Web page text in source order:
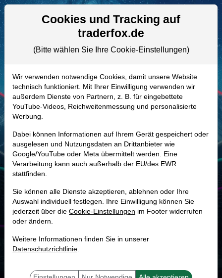
Aktien- und Artikelsuche
A1XB59 | M05–Malibu Boats Aktie
Realtime-Aktienkurs:
-
-
Marktkapitalisierung 567,71 Mio. USD
Unternehmenswert 687,38 Mio. USD
MONKEY-TRADER INDIKATOR
28.0 %
Mit 28.0 % Wahrscheinlichkeit wird selbst der unglücklichst agierende Trader
Cookies und Tracking auf
traderfox.de
(Bitte wählen Sie Ihre Cookie-Einstellungen)
Wir verwenden notwendige Cookies, damit unsere Website
technisch funktioniert. Mit Ihrer Einwilligung verwenden wir
außerdem Dienste von Partnern, z. B. für eingebettete
YouTube-Videos, Reichweitenmessung und personalisierte
Werbung.
Dabei können Informationen auf Ihrem Gerät gespeichert oder
ausgelesen und Nutzungsdaten an Drittanbieter wie
Google/YouTube oder Meta übermittelt werden. Eine
Verarbeitung kann auch außerhalb der EU/des EWR
stattfinden.
Sie können alle Dienste akzeptieren, ablehnen oder Ihre
Auswahl individuell festlegen. Ihre Einwilligung können Sie
jederzeit über die Cookie-Einstellungen im Footer widerrufen
oder ändern.
Weitere Informationen finden Sie in unserer
Datenschutzrichtlinie.